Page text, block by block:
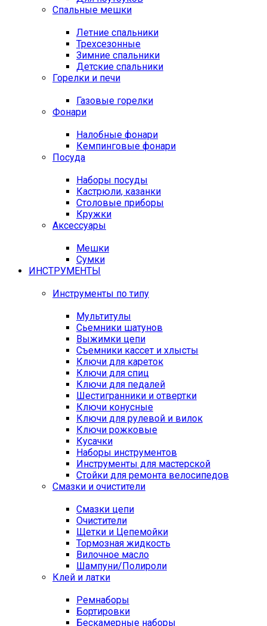
Спальные мешки
Летние спальники
Трехсезонные
Зимние спальники
Детские спальники
Горелки и печи
Газовые горелки
Фонари
Налобные фонари
Кемпинговые фонари
Посуда
Наборы посуды
Кастрюли, казанки
Столовые приборы
Кружки
Аксессуары
Мешки
Сумки
ИНСТРУМЕНТЫ
Инструменты по типу
Мультитулы
Сьемники шатунов
Выжимки цепи
Съемники кассет и хлысты
Ключи для кареток
Ключи для спиц
Ключи для педалей
Шестигранники и отвертки
Ключи конусные
Ключи для рулевой и вилок
Ключи рожковые
Кусачки
Наборы инструментов
Инструменты для мастерской
Стойки для ремонта велосипедов
Смазки и очистители
Смазки цепи
Очистители
Щетки и Цепемойки
Тормозная жидкость
Вилочное масло
Шампуни/Полироли
Клей и латки
Ремнаборы
Бортировки
Бескамерные наборы